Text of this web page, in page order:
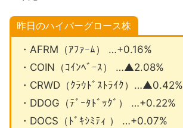
昨日のハイパーグロース株
・AFRM（ｱﾌｧｰﾑ） …+0.16%
・COIN（ｺｲﾝﾍﾞｰｽ） …▲2.08%
・CRWD（ｸﾗｳﾄﾞｽﾄﾗｲｸ）…▲0.42%
・DDOG（ﾃﾞｰﾀﾄﾞｯｸﾞ） …+0.22%
・DOCS（ﾄﾞｷｼﾐﾃｨ ） …+0.07%